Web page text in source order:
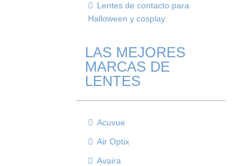
Lentes de contacto para
Halloween y cosplay
LAS MEJORES
MARCAS DE
LENTES
Acuvue
Air Optix
Avaira